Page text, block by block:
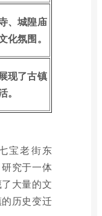
、城隍庙
化氛围。
现了古镇
。
宝老街东
究于一体
大量的文
历史变迁